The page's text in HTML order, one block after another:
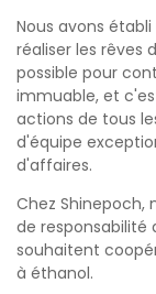
Nous avons
réaliser les rêves
possible pour
immuable, et
actions de tous
d'équipe
d'affaires.
Chez Shinepoch,
de responsabilité
souhaitent
à éthanol.